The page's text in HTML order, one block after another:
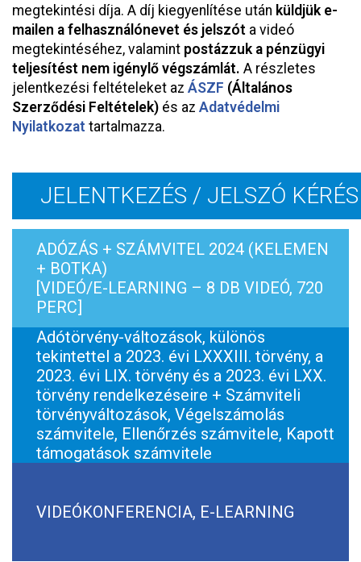
megtekintési díja. A díj kiegyenlítése után küldjük e-
mailen a felhasználónevet és jelszót a videó
megtekintéséhez, valamint postázzuk a pénzügyi
teljesítést nem igénylő végszámlát. A részletes
jelentkezési feltételeket az ÁSZF (Általános
Szerződési Feltételek) és az Adatvédelmi
Nyilatkozat tartalmazza.
JELENTKEZÉS / JELSZÓ
ADÓZÁS + SZÁMVITEL 2024 (KELEMEN
+ BOTKA)
[VIDEÓ/E-LEARNING – 8 DB VIDEÓ, 720
PERC]
Adótörvény-változások, különös
tekintettel a 2023. évi LXXXIII. törvény, a
2023. évi LIX. törvény és a 2023. évi LXX.
törvény rendelkezéseire + Számviteli
törvényváltozások, Végelszámolás
számvitele, Ellenőrzés számvitele, Kapott
támogatások számvitele
VIDEÓKONFERENCIA, E-LEARNING